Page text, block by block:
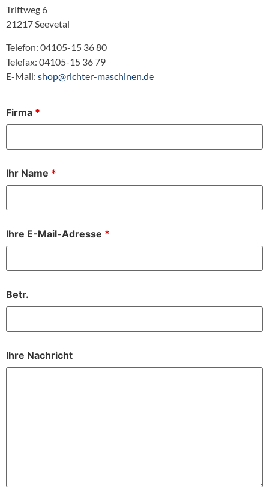
Triftweg 6
21217 Seevetal
Telefon: 04105-15 36 80
Telefax: 04105-15 36 79
E-Mail: shop@richter-maschinen.de
Firma *
Ihr Name *
Ihre E-Mail-Adresse *
Betr.
Ihre Nachricht